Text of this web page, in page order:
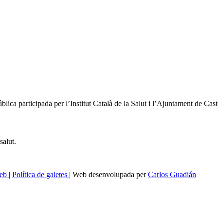
participada per l’Institut Català de la Salut i l’Ajuntament de
| Política de galetes | Web desenvolupada perCarlos Guadián